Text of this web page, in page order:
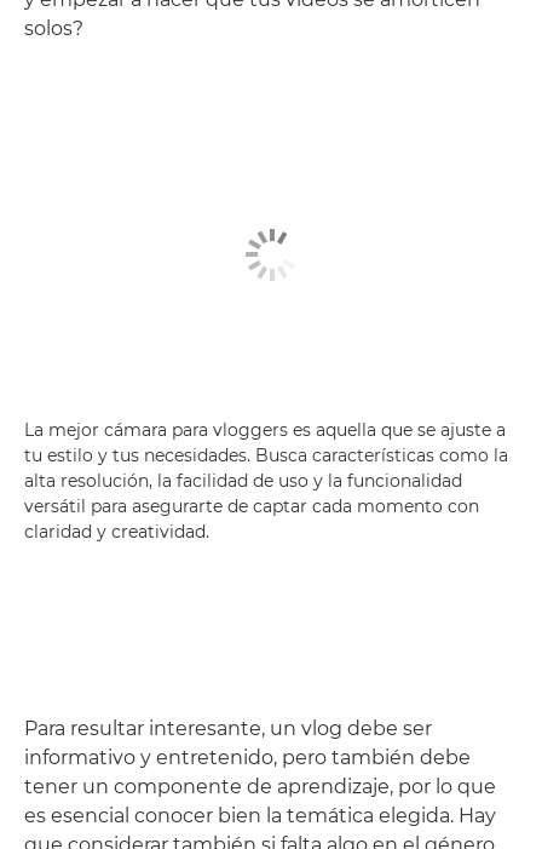
solos?
La mejor cámara para vloggers es aquella que se ajuste a
tu estilo y tus necesidades. Busca características como la
alta resolución, la facilidad de uso y la funcionalidad
versátil para asegurarte de captar cada momento con
claridad y creatividad.
Para resultar interesante, un vlog debe ser
informativo y entretenido, pero también debe
tener un componente de aprendizaje, por lo que
es esencial conocer bien la temática elegida. Hay